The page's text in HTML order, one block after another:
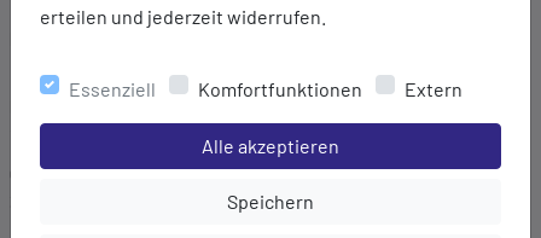
erteilen und jederzeit widerrufen.
Essenziell Komfortfunktionen Extern
Einstellungen speichern für die Gruppe
Alle akzeptieren
Einstellungen speichern für die
Speichern
Gewicht: